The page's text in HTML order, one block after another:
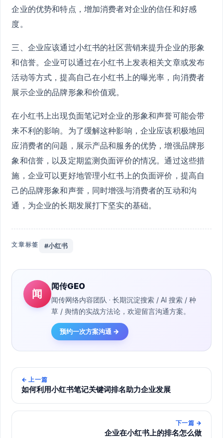
企业的优势和特点，增加消费者对企业的信任和好感
度。
三、企业应该通过小红书的社区营销来提升企业的形象
和信誉。企业可以通过在小红书上发表相关文章或发布
活动等方式，提高自己在小红书上的曝光率，向消费者
展示企业的品牌形象和价值观。
在小红书上出现负面笔记对企业的形象和声誉可能会带
来不利的影响。为了缓解这种影响，企业应该积极地回
应消费者的问题，展示产品和服务的优势，增强品牌形
象和信誉，以及定期监测负面评价的情况。通过这些措
施，企业可以更好地管理小红书上的负面评价，提高自
己的品牌形象和声誉，同时增强与消费者的互动和沟
通，为企业的长期发展打下坚实的基础。
文章标签 #小红书
闻
闻传GEO
闻传网络内容团队 · 长期沉淀搜索 / AI 搜索 / 种
草 / 舆情的实战方法论，欢迎留言沟通方案。
预约一次方案沟通 →
← 上一篇
如何利用小红书笔记关键词排名助力企业发展
下一篇 →
企业在小红书上的排名怎么做